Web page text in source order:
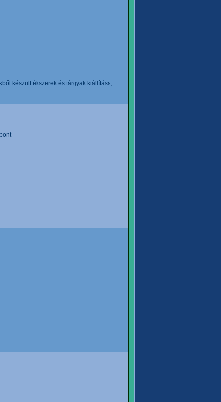
készült ékszerek és tárgyak kiállítása,